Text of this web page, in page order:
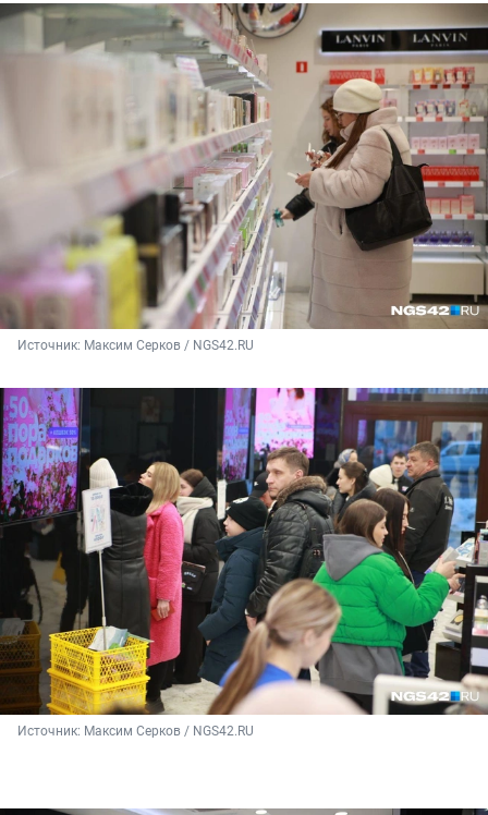
Источник: Максим Серков / NGS42.RU
Источник: Максим Серков / NGS42.RU